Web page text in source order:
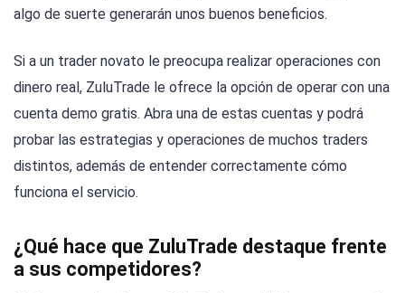
algo de suerte generarán unos buenos beneficios.
Si a un trader novato le preocupa realizar operaciones con
dinero real, ZuluTrade le ofrece la opción de operar con una
cuenta demo gratis. Abra una de estas cuentas y podrá
probar las estrategias y operaciones de muchos traders
distintos, además de entender correctamente cómo
funciona el servicio.
¿Qué hace que ZuluTrade destaque frente
a sus competidores?